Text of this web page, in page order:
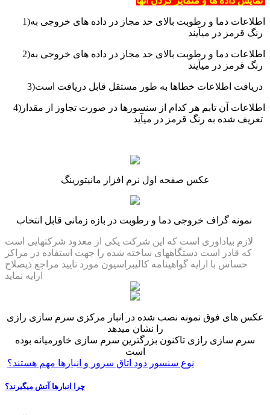
1)اطلاعات دما و رطوبت بالای حد مجاز در داده های خروجی به
2)اطلاعات دما و رطوبت بالای حد مجاز در داده های خروجی به
4)اطلاعات آن تابم هر کدام از سنسورها در صورت تجاوز از مقدار
عکس صفحه اول نرم افزار مانیتورینگ
نمونه گراف خروجی دما و رطوبت در بازه زمانی قابل انتخاب
لازم بیاداوری است که این شرکت یکی از معدود شرکتهایی است
که قادر است دستگاههای ساخته شده را جهت استفاده در مراکز
حساس با ارایه گواهینامه کالیبراسیون مورد تایید مراجع ذیصلاح
ارایه نماید
عکس های فوق نمونه نصب شده در انبار مرکزی سرم سازی رازی
را نشان میدهد
سرم سازی رازی تاکنون بزرگترین سرم سازی خاورمیانه بوده
است
نوع سنسور دود اتاق سرور و انبارها مهم هستند؟
چرا انبارها آتش میگیرند؟